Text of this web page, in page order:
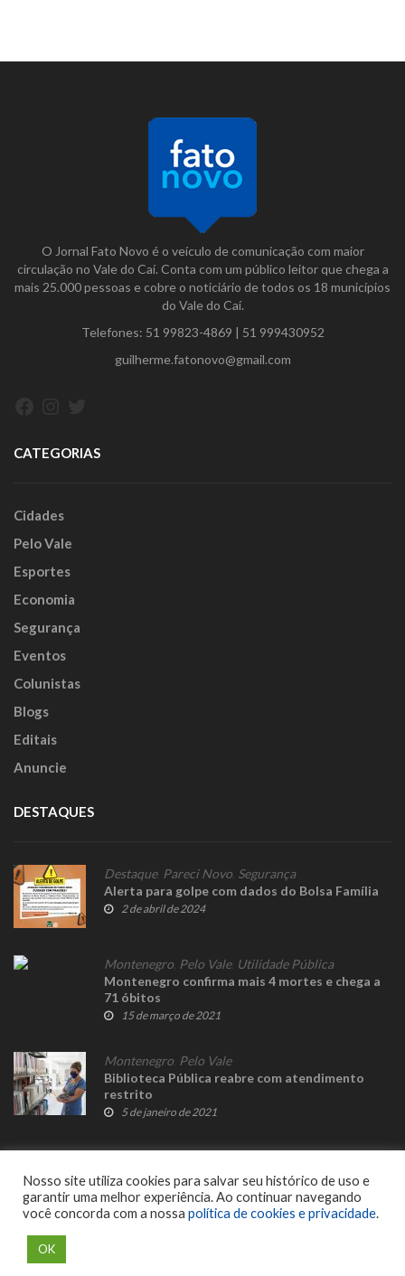
O Jornal Fato Novo é o veículo de comunicação com maior
circulação no Vale do Caí. Conta com um público leitor que chega a
mais 25.000 pessoas e cobre o noticiário de todos os 18 municípios
do Vale do Caí.
Telefones: 51 99823-4869 | 51 999430952
guilherme.fatonovo@gmail.com
CATEGORIAS
Cidades
Pelo Vale
Esportes
Economia
Segurança
Eventos
Colunistas
Blogs
Editais
Anuncie
DESTAQUES
Destaque, Pareci Novo Segurança
Alerta para golpe com dados do Bolsa Família
2 de abril de 2024
Montenegro Pelo Vale, Utilidade Pública
Montenegro confirma mais 4 mortes e chega a
71 óbitos
15 de março de 2021
Montenegro Pelo Vale
Biblioteca Pública reabre com atendimento
restrito
5 de janeiro de 2021
Nosso site utiliza cookies para salvar seu histórico de uso e
garantir uma melhor experiência. Ao continuar navegando
você concorda com a nossa política de cookies e privacidade.
OK